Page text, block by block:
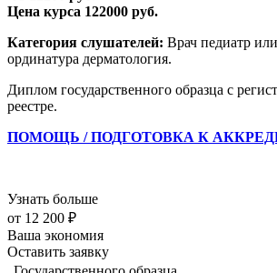
Цена курса 122000 руб.
Категория слушателей: Врач педиатр
ординатура дерматология.
Диплом государственного образца с
реестре.
ПОМОЩЬ / ПОДГОТОВКА К
Узнать больше
от 12 200 ₽
Ваша экономия
Оставить заявку